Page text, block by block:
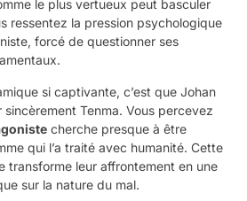
le plus vertueux peut basculer
ressentez la pression psychologique
forcé de questionner ses
si captivante, c’est que Johan
Tenma. Vous percevez
cherche presque à être
qui l’a traité avec humanité. Cette
transforme leur affrontement en une
sur la nature du mal.